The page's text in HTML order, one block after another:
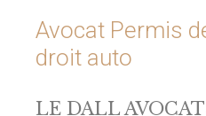
Avocat Permis
droit auto
LE DALL